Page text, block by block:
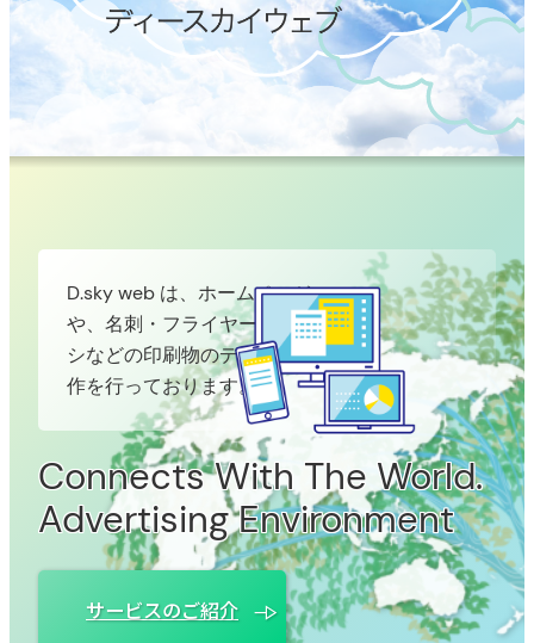
D.sky web は、ホームページ
や、名刺・フライヤー・チラ
シなどの印刷物のデザイン制
作を行っております。
Connects With The World.
Advertising Environment
サービスのご紹介